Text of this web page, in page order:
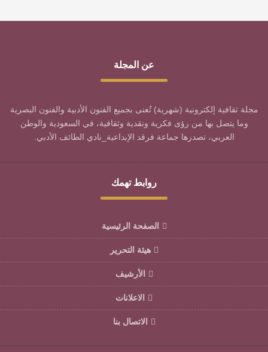
عن المجلة
مجلة ثقافية إلكترونية (شهرية) تُعنى بجميع الفنون الأدبية والفنون البصرية
وما يتصل بها من رؤى فكرية ونقدية وثقافية، في السعودية والوطن
العربي، تصدرها جماعة فرقد الإبداعية_نادي الطائف الأدبي.
روابط تهمك
الصفحة الرئيسية
هيئة التحرير
الأرشيف
الاعلانات
الاتصال بنا